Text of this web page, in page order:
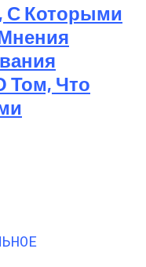
С Которыми
Том, Что